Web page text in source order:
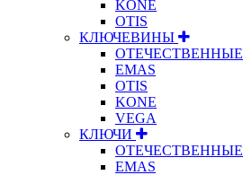
KONE
OTIS
КЛЮЧЕВИНЫ
ОТЕЧЕСТВЕННЫЕ
EMAS
OTIS
KONE
VEGA
КЛЮЧИ
ОТЕЧЕСТВЕННЫЕ
EMAS